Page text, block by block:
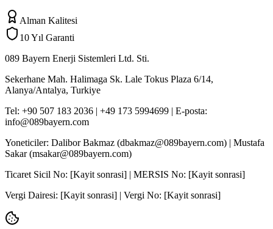
Alman Kalitesi
10 Yıl Garanti
089 Bayern Enerji Sistemleri Ltd. Sti.
Sekerhane Mah. Halimaga Sk. Lale Tokus Plaza 6/14,
Alanya/Antalya, Turkiye
Tel: +90 507 183 2036 | +49 173 5994699 | E-posta:
info@089bayern.com
Yoneticiler: Dalibor Bakmaz (dbakmaz@089bayern.com) | Mustafa
Sakar (msakar@089bayern.com)
Ticaret Sicil No: [Kayit sonrasi] | MERSIS No: [Kayit sonrasi]
Vergi Dairesi: [Kayit sonrasi] | Vergi No: [Kayit sonrasi]